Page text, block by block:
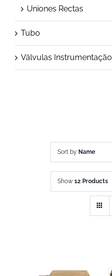
Sort by Name
Show 12 Products
Uniones Rectas
Tubo
Válvulas Instrumentação